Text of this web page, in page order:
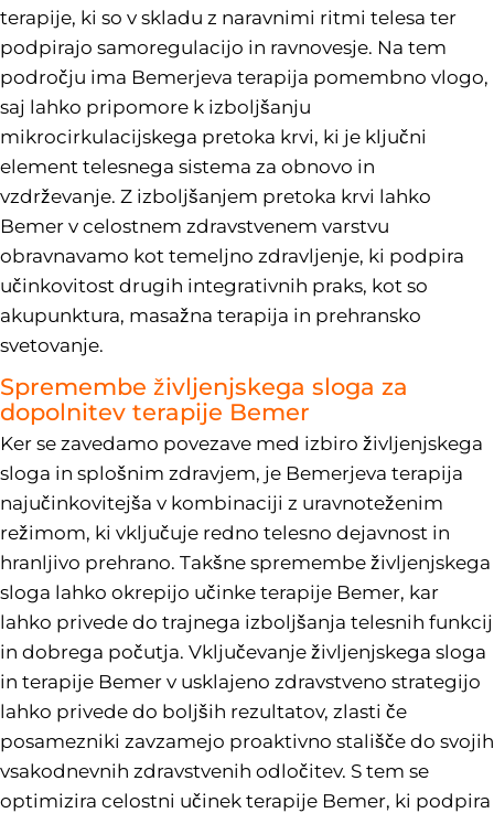
terapije, ki so v skladu z naravnimi ritmi telesa ter
podpirajo samoregulacijo in ravnovesje. Na tem
področju ima Bemerjeva terapija pomembno vlogo,
saj lahko pripomore k izboljšanju
mikrocirkulacijskega pretoka krvi, ki je ključni
element telesnega sistema za obnovo in
vzdrževanje. Z izboljšanjem pretoka krvi lahko
Bemer v celostnem zdravstvenem varstvu
obravnavamo kot temeljno zdravljenje, ki podpira
učinkovitost drugih integrativnih praks, kot so
akupunktura, masažna terapija in prehransko
svetovanje.
Spremembe življenjskega sloga za
dopolnitev terapije Bemer
Ker se zavedamo povezave med izbiro življenjskega
sloga in splošnim zdravjem, je Bemerjeva terapija
najučinkovitejša v kombinaciji z uravnoteženim
režimom, ki vključuje redno telesno dejavnost in
hranljivo prehrano. Takšne spremembe življenjskega
sloga lahko okrepijo učinke terapije Bemer, kar
lahko privede do trajnega izboljšanja telesnih funkcij
in dobrega počutja. Vključevanje življenjskega sloga
in terapije Bemer v usklajeno zdravstveno strategijo
lahko privede do boljših rezultatov, zlasti če
posamezniki zavzamejo proaktivno stališče do svojih
vsakodnevnih zdravstvenih odločitev. S tem se
optimizira celostni učinek terapije Bemer, ki podpira